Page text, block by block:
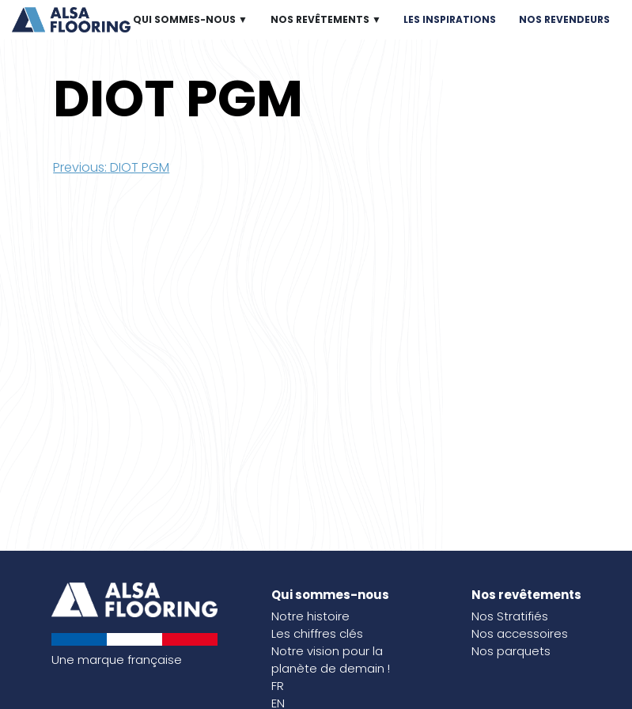
QUI SOMMES-NOUS ▼ NOS REVÊTEMENTS ▼ LES INSPIRATIONS NOS REVENDEURS
DIOT PGM
Navigation
Previous: DIOT PGM
Une marque française
Qui sommes-nous
Notre histoire
Les chiffres clés
Notre vision pour la
planète de demain !
FR
EN
Nos revêtements
Nos Stratifiés
Nos accessoires
Nos parquets